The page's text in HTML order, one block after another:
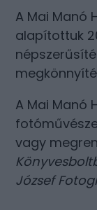
A Mai Manó
alapítottuk
A Mai Manó
vagy
József